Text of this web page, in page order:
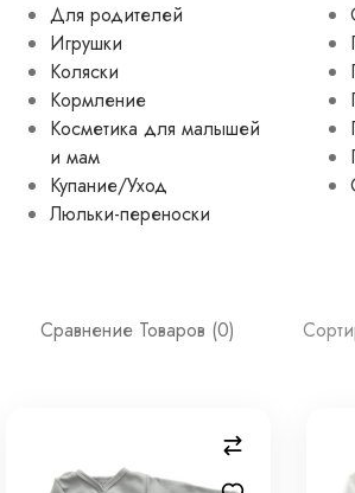
Для родителей
Игрушки
Коляски
Кормление
Косметика для малышей
и мам
Купание/Уход
Люльки-переноски
Сравнение Товаров (0)